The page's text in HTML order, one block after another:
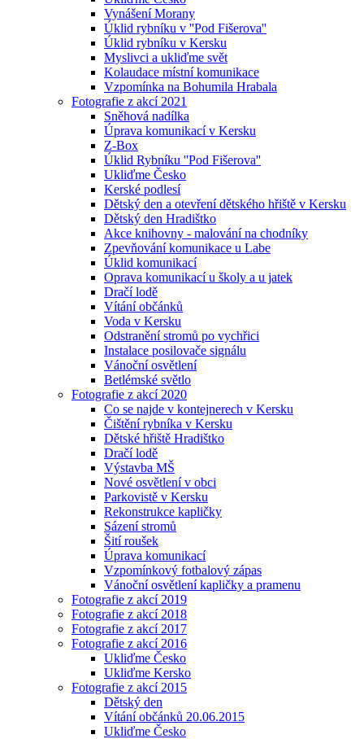
Vynášení Morany
Úklid rybníku v ''Pod Fišerova''
Úklid rybníku v Kersku
Myslivci a ukliďme svět
Kolaudace místní komunikace
Vzpomínka na Bohumila Hrabala
Fotografie z akcí 2021
Sněhová nadílka
Úprava komunikací v Kersku
Z-Box
Úklid Rybníku ''Pod Fišerova''
Ukliďme Česko
Kerské podlesí
Dětský den a otevření dětského hřiště v Kersku
Dětský den Hradištko
Akce knihovny - malování na chodníky
Zpevňování komunikace u Labe
Úklid komunikací
Oprava komunikací u školy a u jatek
Dračí lodě
Vítání občánků
Voda v Kersku
Odstranění stromů po vychřici
Instalace posilovače signálu
Vánoční osvětlení
Betlémské světlo
Fotografie z akcí 2020
Co se najde v kontejnerech v Kersku
Čištění rybníka v Kersku
Dětské hřiště Hradištko
Dračí lodě
Výstavba MŠ
Nové osvětlení v obci
Parkovistě v Kersku
Rekonstrukce kapličky
Sázení stromů
Šití roušek
Úprava komunikací
Vzpomínkový fotbalový zápas
Vánoční osvětlení kapličky a pramenu
Fotografie z akcí 2019
Fotografie z akcí 2018
Fotografie z akcí 2017
Fotografie z akcí 2016
Ukliďme Česko
Ukliďme Kersko
Fotografie z akcí 2015
Dětský den
Vítání občánků 20.06.2015
Ukliďme Česko